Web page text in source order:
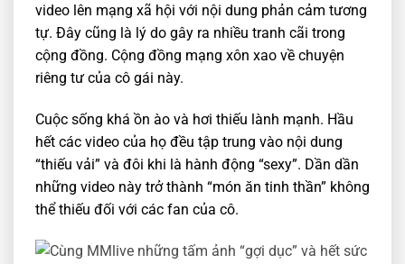
video lên mạng xã hội với nội dung phản cảm tương
tự. Đây cũng là lý do gây ra nhiều tranh cãi trong
cộng đồng. Cộng đồng mạng xôn xao về chuyện
riêng tư của cô gái này.
Cuộc sống khá ồn ào và hơi thiếu lành mạnh. Hầu
hết các video của họ đều tập trung vào nội dung
“thiếu vải” và đôi khi là hành động “sexy”. Dần dần
những video này trở thành “món ăn tinh thần” không
thể thiếu đối với các fan của cô.